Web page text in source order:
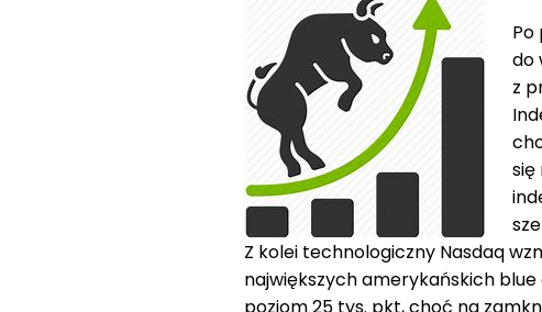
Po
do
z
się
Z kolei technologiczny Nasdaq
największych amerykańskich
poziom 25 tys. pkt, choć na